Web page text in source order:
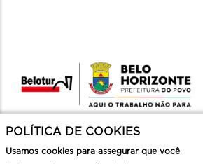
POLÍTICA DE COOKIES
Usamos cookies para assegurar que você